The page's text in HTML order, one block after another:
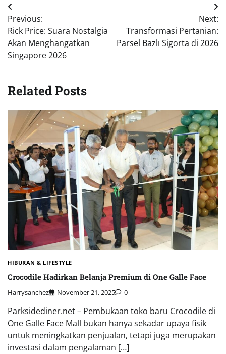
Navigasi
pos
Previous:
Rick Price: Suara Nostalgia
Akan Menghangatkan
Singapore 2026
Next:
Transformasi Pertanian:
Parsel Bazlı Sigorta di 2026
Related Posts
HIBURAN & LIFESTYLE
Crocodile Hadirkan Belanja Premium di One Galle Face
Harrysanchez November 21, 2025 0
Parksidediner.net – Pembukaan toko baru Crocodile di
One Galle Face Mall bukan hanya sekadar upaya fisik
untuk meningkatkan penjualan, tetapi juga merupakan
investasi dalam pengalaman […]